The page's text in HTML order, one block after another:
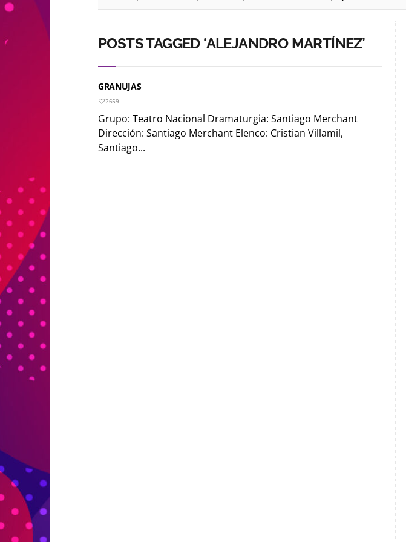
POSTS TAGGED ‘ALEJANDRO MARTÍNEZ’
GRANUJAS
2659
Grupo: Teatro Nacional Dramaturgia: Santiago Merchant
Dirección: Santiago Merchant Elenco: Cristian Villamil,
Santiago...